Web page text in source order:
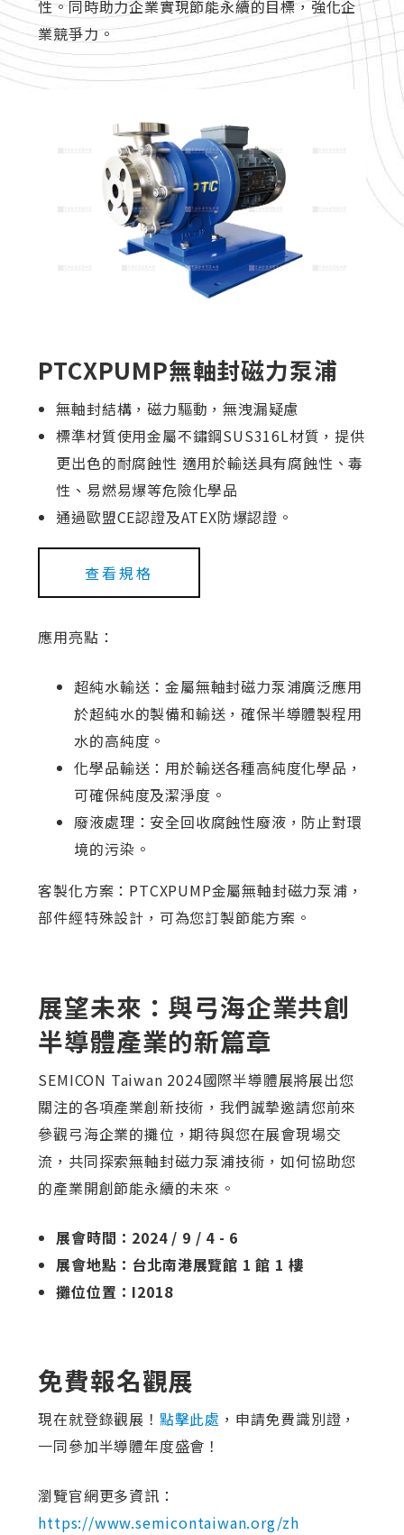
性。同時助力企業實現節能永續的目標，強化企
業競爭力。
PTCXPUMP無軸封磁力泵浦
無軸封結構，磁力驅動，無洩漏疑慮
標準材質使用金屬不鏽鋼SUS316L材質，提供
更出色的耐腐蝕性 適用於輸送具有腐蝕性、毒
性、易燃易爆等危險化學品
通過歐盟CE認證及ATEX防爆認證。
查看規格
應用亮點：
超純水輸送：金屬無軸封磁力泵浦廣泛應用
於超純水的製備和輸送，確保半導體製程用
水的高純度。
化學品輸送：用於輸送各種高純度化學品，
可確保純度及潔淨度。
廢液處理：安全回收腐蝕性廢液，防止對環
境的污染。
客製化方案：PTCXPUMP金屬無軸封磁力泵浦，
部件經特殊設計，可為您訂製節能方案。
展望未來：與弓海企業共創
半導體產業的新篇章
SEMICON Taiwan 2024國際半導體展將展出您
關注的各項產業創新技術，我們誠摯邀請您前來
參觀弓海企業的攤位，期待與您在展會現場交
流，共同探索無軸封磁力泵浦技術，如何協助您
的產業開創節能永續的未來。
展會時間：2024 / 9 / 4 - 6
展會地點：台北南港展覽館 1 館 1 樓
攤位位置：I2018
免費報名觀展
現在就登錄觀展！ 點擊此處 ，申請免費識別證，
一同參加半導體年度盛會！
瀏覽官網更多資訊：
https://www.semicontaiwan.org/zh